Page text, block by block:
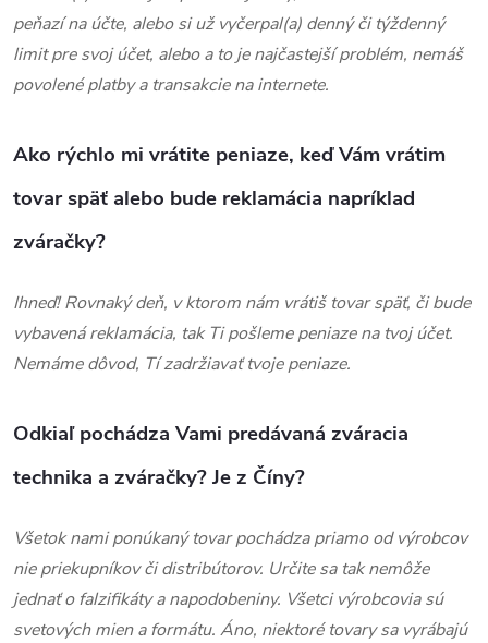
peňazí na účte, alebo si už vyčerpal(a) denný či týždenný
limit pre svoj účet, alebo a to je najčastejší problém, nemáš
povolené platby a transakcie na internete.
Ako rýchlo mi vrátite peniaze, keď Vám vrátim
tovar späť alebo bude reklamácia napríklad
zváračky?
Ihneď! Rovnaký deň, v ktorom nám vrátiš tovar späť, či bude
vybavená reklamácia, tak Ti pošleme peniaze na tvoj účet.
Nemáme dôvod, Tí zadržiavať tvoje peniaze.
Odkiaľ pochádza Vami predávaná zváracia
technika a zváračky? Je z Číny?
Všetok nami ponúkaný tovar pochádza priamo od výrobcov
nie priekupníkov či distribútorov. Určite sa tak nemôže
jednať o falzifikáty a napodobeniny. Všetci výrobcovia sú
svetových mien a formátu. Áno, niektoré tovary sa vyrábajú